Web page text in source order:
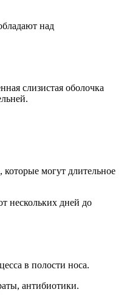
над
слизистая оболочка
могут длительное
нескольких дней до
в полости носа.
антибиотики.